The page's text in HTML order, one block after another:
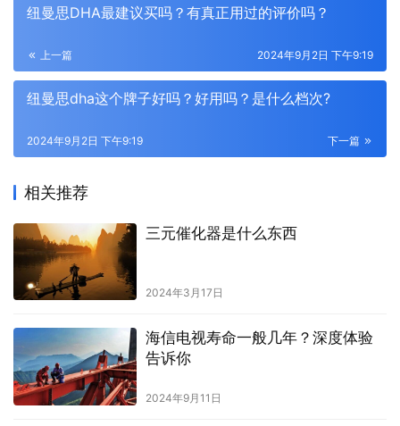
纽曼思DHA最建议买吗？有真正用过的评价吗？
上一篇 2024年9月2日 下午9:19
纽曼思dha这个牌子好吗？好用吗？是什么档次?
下一篇
2024年9月2日 下午9:19
相关推荐
三元催化器是什么东西
2024年3月17日
海信电视寿命一般几年？深度体验
告诉你
2024年9月11日